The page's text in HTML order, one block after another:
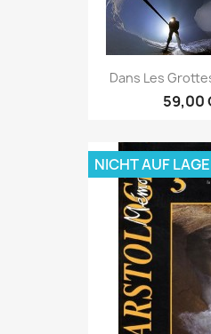
Dans Les
59,00
NICHT AUF